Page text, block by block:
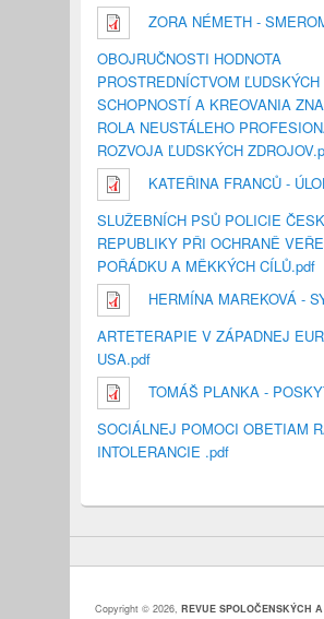
ZORA NÉMETH -
OBOJRUČNOSTI HODNOTA
PROSTREDNÍCTVOM ĽUDSKÝCH
SCHOPNOSTÍ A KREOVANIA
ROLA NEUSTÁLEHO
ROZVOJA ĽUDSKÝCH
KATEŘINA FRANCŮ -
SLUŽEBNÍCH PSŮ POLICIE
REPUBLIKY PŘI OCHRANĚ
POŘÁDKU A MĚKKÝCH CÍLŮ.pdf
HERMÍNA MAREKOVÁ -
ARTETERAPIE V ZÁPADNEJ
USA.pdf
TOMÁŠ PLANKA -
SOCIÁLNEJ POMOCI OBETIAM
INTOLERANCIE .pdf
Copyright © 2026, REVUE SPOLOČENSKÝCH